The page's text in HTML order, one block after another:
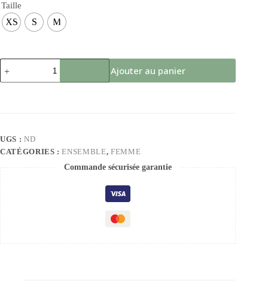
Taille
XS S M
Ajouter au panier
UGS : ND
CATÉGORIES :ENSEMBLE, FEMME
Commande sécurisée garantie